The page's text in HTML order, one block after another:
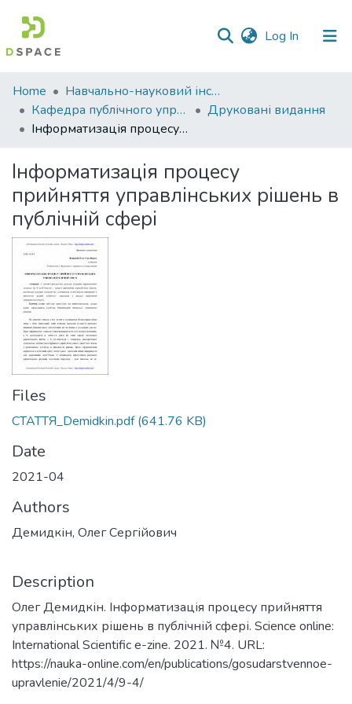
Log In (current)
Communities
&
Collections
Statistics
Home
Навчально-науковий інститут економіки, управління, права та інформаційних технологій
Кафедра публічного управління та адміністрування
Друковані видання
Інформатизація процесу прийняття управлінських рішень в публічній сфері
Інформатизація процесу
прийняття управлінських рішень в
публічній сфері
Files
СТАТТЯ_Demidkin.pdf(641.76 KB)
Date
2021-04
Authors
Демидкін, Олег Сергійович
Description
Олег Демидкін. Інформатизація процесу прийняття
управлінських рішень в публічній сфері. Science online:
International Scientific e-zine. 2021. №4. URL:
https://nauka-online.com/en/publications/gosudarstvennoe-
upravlenie/2021/4/9-4/